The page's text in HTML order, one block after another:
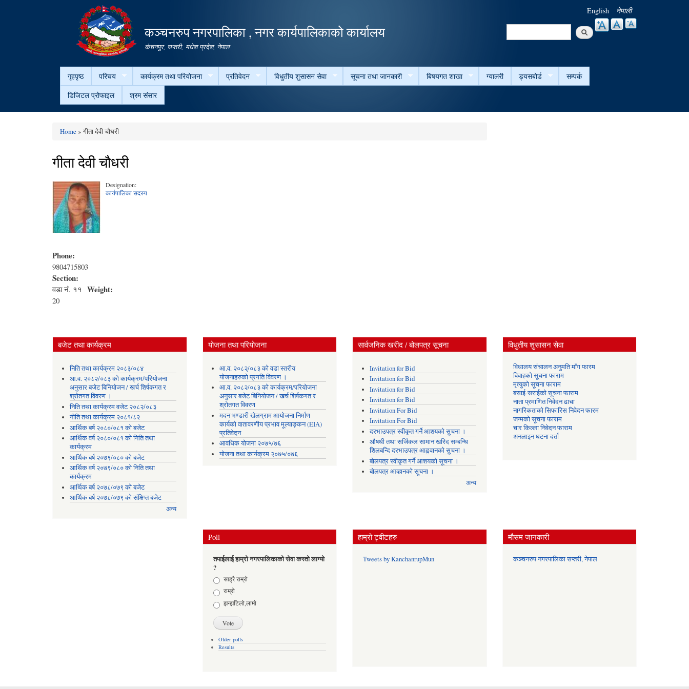
content
कञ्चनरुप नगरपालिका , नगर कार्यपालिकाको कार्यालय
कंचनपुर, सप्तरी, मधेश प्रदेश, नेपाल
English नेपाली
Search
गृहपृष्ठ परिचय कार्यक्रम तथा परियोजना प्रतिवेदन विधुतीय शुसासन सेवा सूचना तथा जानकारी बिषयगत शाखा ग्यालरी ड्यसबोर्ड
सम्पर्क
डिजिटल प्रोफाइल
श्रम संसार
Home» गीता देवी चौधरी
गीता देवी चौधरी
Designation:
कार्यपालिका सदस्य
Phone:
9804715803
Section:
वडा नंं. ११ Weight:
20
बजेट तथा कार्यक्रम
निति तथा कार्यक्रम २०८३/०८४
आ.व. २०८२/०८३ को कार्यक्रम/परियोजना
अनुसार बजेट बिनियोजन / खर्च शिर्षकगत र
श्रोतगत विवरण ।
निति तथा कार्यक्रम वजेट २०८२/०८३
नीति तथा कार्यक्रम २०८१/८२
आर्थिक बर्ष २०८०/०८१ को बजेट
आर्थिक वर्ष २०८०/०८१ को निति तथा
कार्यक्रम
आर्थिक बर्ष २०७९/०८० को बजेट
आर्थिक वर्ष २०७९/०८० को निति तथा
कार्यक्रम
आर्थिक बर्ष २०७८/०७९ को बजेट
आर्थिक बर्ष २०७८/०७९ को संक्षिप्त बजेट
अन्य
योजना तथा परियोजना
आ.व. २०८२्/०८३ को वडा स्तरीय
योजनाहरुको प्रगति विवरण ।
आ.व. २०८२/०८३ को कार्यक्रम/परियोजना
अनुसार बजेट बिनियोजन / खर्च शिर्षकगत र
श्रोतगत विवरण
मदन भण्डारी खेलग्राम आयोजना निर्माण
कार्यको वातावरणीय प्रभाव मूल्याङ्कन (EIA)
प्रतिवेदन
आवधिक योजना २०७५/७६
योजना तथा कार्यक्रम २०७५/०७६
सार्वजनिक खरीद / बोलपत्र सूचना
Invitation for Bid
Invitation for Bid
Invitation for Bid
Invitation for Bid
Invitation For Bid
Invitation For Bid
दरभाउपत्र स्वीकृत गर्ने आशयको सुचना ।
औषधी तथा सर्जिकल सामान खरिद सम्बन्धि
शिलबन्दि दरभाउपत्र आह्ववानको सुचना ।
बोलपत्र स्वीकृत गर्ने आशयको सूचना ।
बोलपत्र आव्हानको सूचना ।
अन्य
विधुतीय शुसासन सेवा
विधालय संचालन अनुमति माँग फारम
विवाहको सूचना फाराम
मृत्युको सूचना फाराम
बसाई-सराईको सूचना फाराम
नाता प्रमाणित निवेदन ढाचा
नागरिकताको सिफारिस निवेदन फारम
जन्मको सूचना फाराम
चार किल्ला निवेदन फाराम
अनलाइन घटना दर्ता
Poll
तपाईलाई हाम्रो नगरपालिकाको सेवा कस्तो लाग्यो
?
Choicesसाह्रै राम्रो
राम्रो
झन्झटिलो,लामो
Older polls
Results
हाम्रो ट्वीटहरु
Tweets by KanchanrupMun
मौसम जानकारी
कञ्चनरुप नगरपालिका सप्तरी, नेपाल